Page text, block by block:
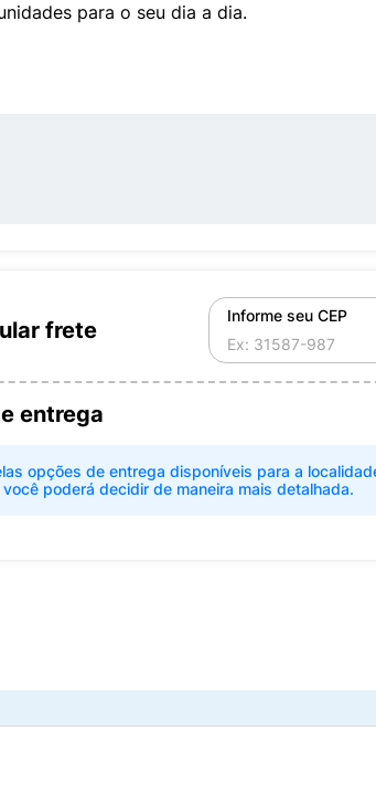
para o seu dia a dia.
frete
Informe seu CEP
entrega
opções de entrega disponíveis para a
poderá decidir de maneira mais detalhada.